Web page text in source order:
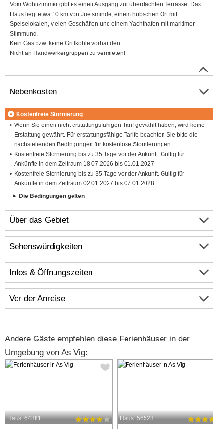
Vom Wohnzimmer gibt es einen Ausgang zur überdachten Terrasse. Das
Haus liegt etwa 10 km von Juelsminde, einem hübschen Ort mit
Speiselokalen, vielen Geschäften und einem Yachthafen mit maritimer
Stimmung.
Kein Gas bzw. keine Grillkohle vorhanden.
Nicht an Handwerkergruppen zu vermieten!
Über das Gebiet
Infos & Öffnungszeiten
Vor der Anreise
Nebenkosten
Kostenfreie Stornierung
Wenn Sie einen nicht erstattungsfähigen Tarif gewählt haben, wird keine
Erstattung gewährt. Für erstattungsfähige Tarife beachten Sie bitte die
nachstehenden Bedingungen für kostenlose Stornierungen:
Kostenfreie Stornierung bis zu 35 Tage vor der Ankunft. Gültig für
Ankünfte in dem Zeitraum 18.07.2026 bis 01.01.2027
Kostenfreie Stornierung bis zu 35 Tage vor der Ankunft. Gültig für
Ankünfte in dem Zeitraum 02.01.2027 bis 07.01.2028
Die Bedingungen gelten
Sehenswürdigkeiten
Andere Gäste empfehlen diese Ferienhäuser in der
Umgebung von As Vig:
Haus: 64381 Haus: 56523